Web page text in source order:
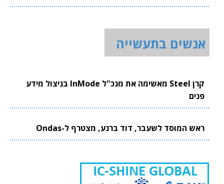
אנשים בתעשייה
קרן Steel מאשימה את מנכ"ל InMode בניצול מידע
פנים
ראש המוסד לשעבר, דוד ברנע, מצטרף ל-Ondas